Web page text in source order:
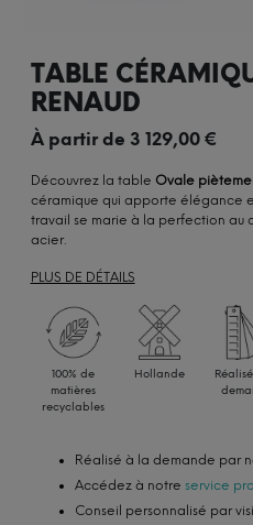
TABLE
RENAUD
À partir de 3 129,00€
Découvrez la table Ovale
céramique qui apporte élégance
travail se marie à la perfection au
acier.
PLUS DE DÉTAILS
100% de
matières
recyclables
Hollande
Réalisé à la demande par
Accédez à notre service pro
Conseil personnalisé par